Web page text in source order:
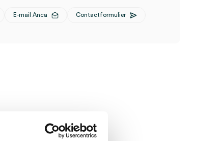
E-mail Anca Contactformulier